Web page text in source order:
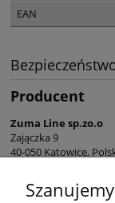
EAN
Producent
Zuma Line sp.zo.o
Zajączka 9
40-050 Katowice,
+48 32 730 66 10